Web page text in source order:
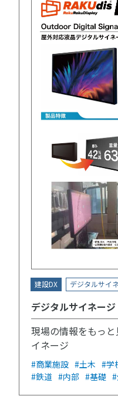
建設DX デジタルサイ
デジタルサイネージ
現場の情報をもっ
イネージ
#商業施設 #土木 #学
#鉄道 #内部 #基礎